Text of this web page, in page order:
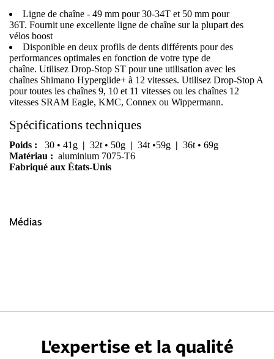
Ligne de chaîne - 49 mm pour 30-34T et 50 mm pour
36T. Fournit une excellente ligne de chaîne sur la plupart des
vélos boost
Disponible en deux profils de dents différents pour des
performances optimales en fonction de votre type de
chaîne. Utilisez Drop-Stop ST pour une utilisation avec les
chaînes Shimano Hyperglide+ à 12 vitesses. Utilisez Drop-Stop A
pour toutes les chaînes 9, 10 et 11 vitesses ou les chaînes 12
vitesses SRAM Eagle, KMC, Connex ou Wippermann.
Spécifications techniques
Poids : 30 • 41g | 32t • 50g | 34t •59g | 36t • 69g
Matériau : aluminium 7075-T6
Fabriqué aux États-Unis
Médias
L'expertise et la qualité